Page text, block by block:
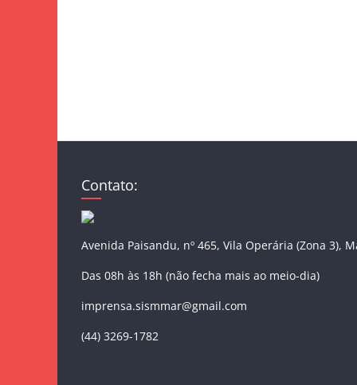
Contato:
Avenida Paisandu, nº 465, Vila Operária (Zona 3),
Das 08h às 18h (não fecha mais ao meio-dia)
imprensa.sismmar@gmail.com
(44) 3269-1782